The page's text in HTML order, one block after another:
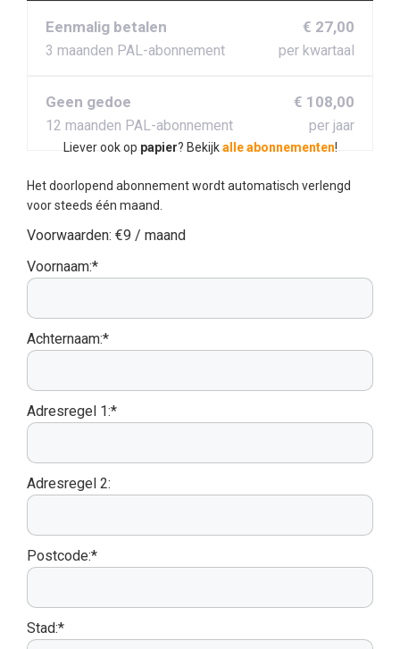
Eenmalig betalen
3 maanden PAL-abonnement
€ 27,00
per kwartaal
Geen gedoe
12 maanden PAL-abonnement
€ 108,00
per jaar
Liever ook op papier? Bekijkalle abonnementen!
Het doorlopend abonnement wordt automatisch verlengd
voor steeds één maand.
Voorwaarden: €9 / maand
Voornaam:*
Achternaam:*
Adresregel 1:*
Adresregel 2:
Postcode:*
Stad:*